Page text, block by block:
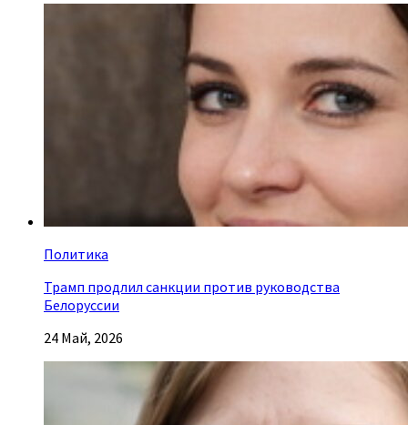
Политика
Трамп продлил санкции против руководства
Белоруссии
24 Май, 2026